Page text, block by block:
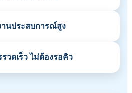
นประสบการณ์สูง
รวดเร็ว ไม่ต้องรอคิว